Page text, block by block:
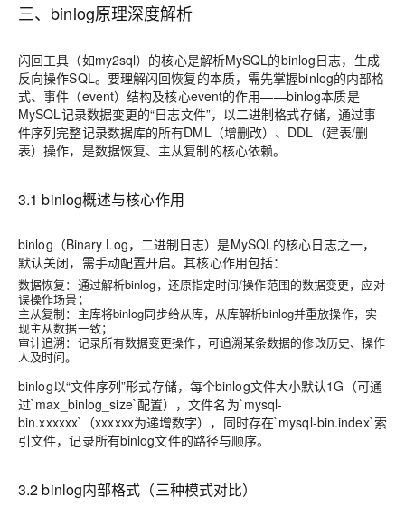
三、binlog原理深度解析
闪回工具（如my2sql）的核心是解析MySQL的binlog日志，生成
反向操作SQL。要理解闪回恢复的本质，需先掌握binlog的内部格
式、事件（event）结构及核心event的作用——binlog本质是
MySQL记录数据变更的“日志文件”，以二进制格式存储，通过事
件序列完整记录数据库的所有DML（增删改）、DDL（建表/删
表）操作，是数据恢复、主从复制的核心依赖。
3.1 binlog概述与核心作用
binlog（Binary Log，二进制日志）是MySQL的核心日志之一，
默认关闭，需手动配置开启。其核心作用包括：
数据恢复：通过解析binlog，还原指定时间/操作范围的数据变更，应对
误操作场景；
主从复制：主库将binlog同步给从库，从库解析binlog并重放操作，实
现主从数据一致；
审计追溯：记录所有数据变更操作，可追溯某条数据的修改历史、操作
人及时间。
binlog以“文件序列”形式存储，每个binlog文件大小默认1G（可通
过`max_binlog_size`配置），文件名为`mysql-
bin.xxxxxx`（xxxxxx为递增数字），同时存在`mysql-bin.index`索
引文件，记录所有binlog文件的路径与顺序。
3.2 binlog内部格式（三种模式对比）